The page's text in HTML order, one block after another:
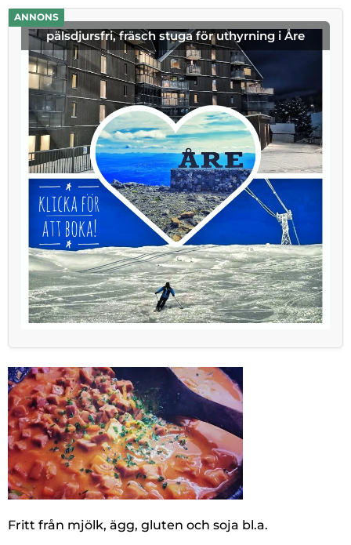
ANNONS
pälsdjursfri, fräsch stuga för uthyrning i Åre
Fritt från mjölk, ägg, gluten och soja bl.a.